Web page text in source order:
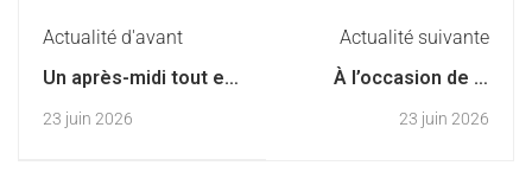
Actualité d'avant
Un après-midi tout en
les mamans
23 juin 2026
Actualité suivante
À l’occasion de la
élèves de 6ème
23 juin 2026